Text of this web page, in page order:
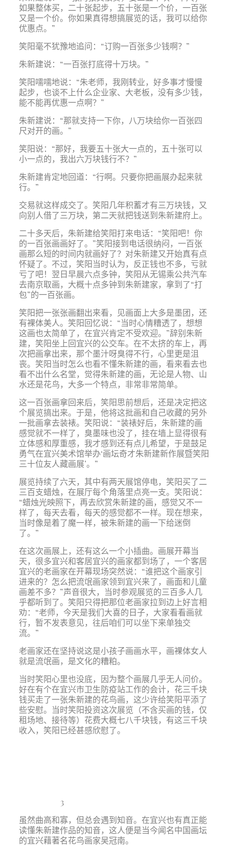
如果整体买，二十张起步，五十张是一个价，一百张
又是一个价。你如果真得想搞展览的话，我可以给你
优惠点。”
笑阳毫不犹豫地追问：“订购一百张多少钱啊？”
朱新建说：“一百张打底得十万块。”
笑阳嚅嚅地说：“朱老师，我刚转业，好多事才慢慢
起步，也谈不上什么企业家、大老板，没有多少钱，
能不能再优惠一点啊？”
朱新建说：“那就支持一下你，八万块给你一百张四
尺对开的画。”
笑阳说：“那好，我要五十张大一点的，五十张可以
小一点的，我出六万块钱行不？”
朱新建肯定地回道：“行啊。只要你把画展办起来就
行。”
交易就这样成交了。笑阳几年积蓄才有三万块钱，又
向别人借了三万块，第二天就把钱送到朱新建府上。
二十多天后，朱新建给笑阳打来电话：“笑阳吧！你
的一百张画画好了。”笑阳接到电话很纳闷，一百张
画那么短的时间内就画好了？对朱新建又开始真有点
怀疑了。不过，笑阳当时认为，反正钱也不多，亏就
亏了吧！翌日早晨六点多钟，笑阳从无锡乘公共汽车
去南京取画，大概十点多钟到朱新建家，拿到了“打
包”的一百张画。
笑阳把一张张画翻出来看，见画面上大多是墨团，还
有裸体美人。笑阳回忆说：“当时心情糟透了，想想
这画也太简单了，在宜兴肯定不受欢迎。”辞别朱新
建，笑阳坐上回宜兴的公交车。在不太挤的车上，再
次把画拿出来，那个墨汁呀臭得不行，心里更是沮
丧。笑阳当时怎么也看不懂朱新建的画，看来看去也
看不出什么名堂，觉得朱新建的画，无论是人物、山
水还是花鸟，大多一个特点，非常非常简单。
这一百张画拿回来后，笑阳思前想后，还是决定把这
个展览搞出来。于是，他将这批画和自己收藏的另外
一批画拿去装裱。笑阳说：“装裱好后，朱新建的画
感觉就不一样了，臭墨味也没了，挂在墙上显得很有
立体感和厚重感，我才感到还有点儿希望，于是鼓足
勇气在宜兴美术馆举办‘画坛奇才朱新建新作展暨笑阳
三十位友人藏画展’。”
展览持续了六天，其中有两天展馆停电，笑阳买了二
三百支蜡烛，在展厅每个角落里点亮一支。笑阳说：
“蜡烛光映照下，再去欣赏朱新建的画，感觉又不一
样了，每天去看，每天的感觉都不一样。现在想来，
当时像是着了魔一样，被朱新建的画一下给迷倒
了。”
在这次画展上，还有这么一个小插曲。画展开幕当
天，很多宜兴和客居宜兴的画家都到场了，一个客居
宜兴的老画家在开幕现场突然说：“谁把这个画家引
进来的？怎么把流氓画家领到宜兴来了，画面和儿童
画差不多？”声音很大，当时参观展览的三百多人几
乎都听到了。笑阳只得把那位老画家拉到边上好言相
劝：“老师，今天是我们大喜的日子，大家看看画就
行，暂不发表意见，往后咱们可以坐下来单独交
流。”
老画家还在坚持说这是小孩子画画水平，画裸体女人
就是流氓画，是文化的糟粕。
当时笑阳心里也没底，因为整个画展几乎无人问价。
好在有个在宜兴市卫生防疫站工作的会计，花三千块
钱买走了一张朱新建的花鸟画，这少许给笑阳平添了
些安慰。当时笑阳投资这次展览（不含买画的钱，仅
租场地、接待等）花费大概七八千块钱，有这三千块
收入，笑阳已经甚感欣慰了。
3
虽然曲高和寡，但总会遇到知音。在宜兴也有真正能
读懂朱新建作品的知音，这人便是当今闻名中国画坛
的宜兴藉著名花鸟画家吴冠南。